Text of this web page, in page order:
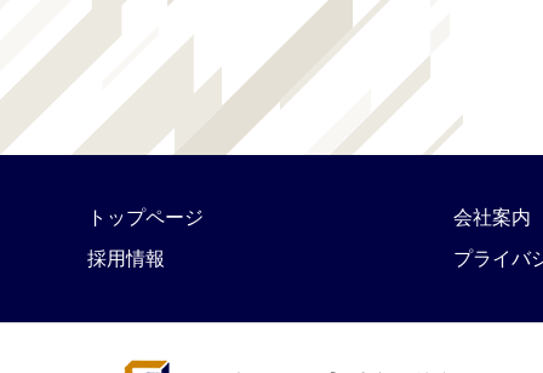
トップページ
会社案内
採用情報
プライバ